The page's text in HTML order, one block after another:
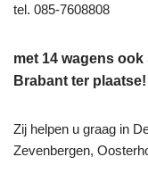
tel. 085-7608808
met 14 wagens
Brabant ter plaatse!
Zij helpen u graag in
Zevenbergen,